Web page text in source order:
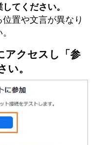
てください。
置や文言が異なり
クセスし「参
い。